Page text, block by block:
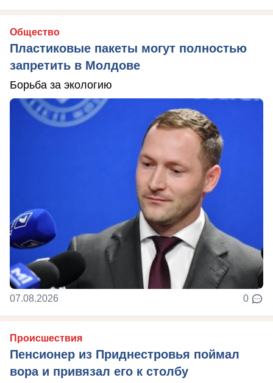
Общество
Пластиковые пакеты могут полностью
запретить в Молдове
Борьба за экологию
07.08.2026 0
Происшествия
Пенсионер из Приднестровья поймал
вора и привязал его к столбу